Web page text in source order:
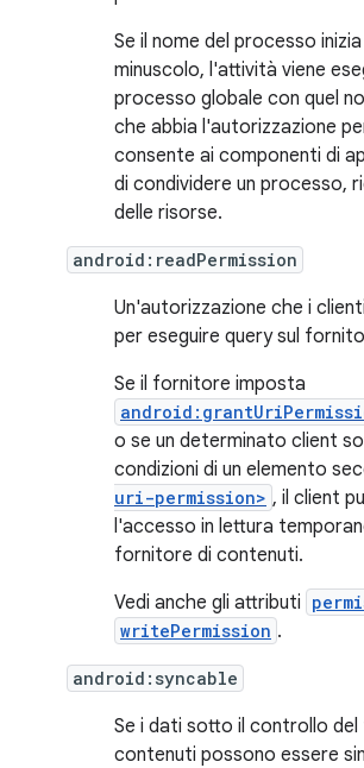
Se il nome del processo
minuscolo, l'attività viene
processo globale con quel
che abbia l'autorizzazione
consente ai componenti di
di condividere un processo,
delle risorse.
android:readPermission
Un'autorizzazione che i
per eseguire query sul
Se il fornitore imposta
o se un determinato client
condizioni di un elemento
uri-permission> , il client
l'accesso in lettura
fornitore di contenuti.
Vedi anche gli attributi
writePermission .
android:syncable
Se i dati sotto il controllo
contenuti possono essere